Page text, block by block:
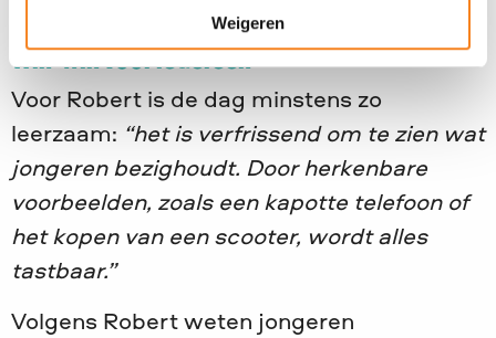
Weigeren
Win-win voor iedereen
Voor Robert is de dag minstens zo
leerzaam: “het is verfrissend om te zien wat
jongeren bezighoudt. Door herkenbare
voorbeelden, zoals een kapotte telefoon of
het kopen van een scooter, wordt alles
tastbaar.”
Volgens Robert weten jongeren